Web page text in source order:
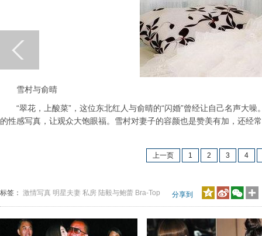
雪村与俞晴
“翠花，上酸菜”，这位东北红人与俞晴的“闪婚”曾经让自己名声大噪
的性感写真，让观众大饱眼福。雪村对妻子的容颜也是赞美有加，还经
上一页 1 2 3 4
标签： 激情写真 明星夫妻 私房 陆毅与鲍蕾 Bra-Top 分享到